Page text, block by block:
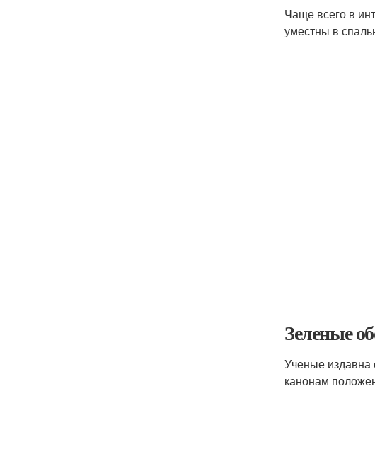
Чаще всего в
уместны в
Зеленые
Ученые издавна
канонам